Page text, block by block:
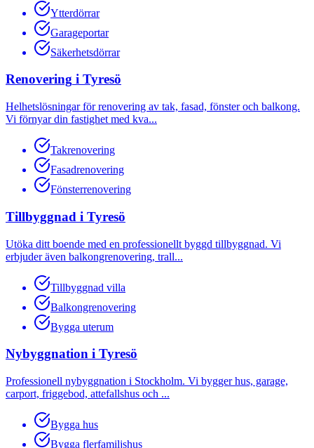
Ytterdörrar
Garageportar
Säkerhetsdörrar
Renovering i Tyresö
Helhetslösningar för renovering av tak, fasad, fönster och balkong.
Vi förnyar din fastighet med kva...
Takrenovering
Fasadrenovering
Fönsterrenovering
Tillbyggnad i Tyresö
Utöka ditt boende med en professionellt byggd tillbyggnad. Vi
erbjuder även balkongrenovering, trall...
Tillbyggnad villa
Balkongrenovering
Bygga uterum
Nybyggnation i Tyresö
Professionell nybyggnation i Stockholm. Vi bygger hus, garage,
carport, friggebod, attefallshus och ...
Bygga hus
Bygga flerfamiljshus